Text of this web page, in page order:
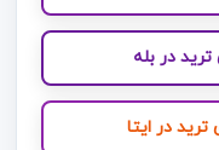
در بله
در ایتا